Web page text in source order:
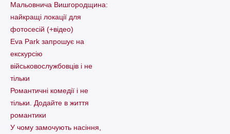
Мальовнича Вишгородщина:
найкращі локації для
фотосесій (+відео)
Eva Park запрошує на
екскурсію
військовослужбовців і не
тільки
Романтичні комедії і не
тільки. Додайте в життя
романтики
У чому замочують насіння,